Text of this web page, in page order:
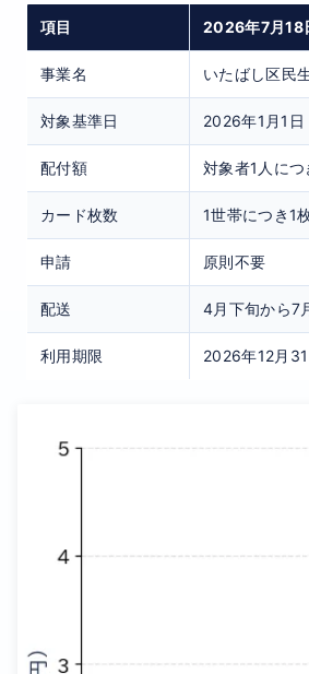
項目 2026年7月18
事業名 いたばし区民
対象基準日 2026年1月1日
配付額 対象者1人に
カード枚数 1世帯につき1
申請 原則不要
配送 4月下旬から7
利用期限 2026年12月31